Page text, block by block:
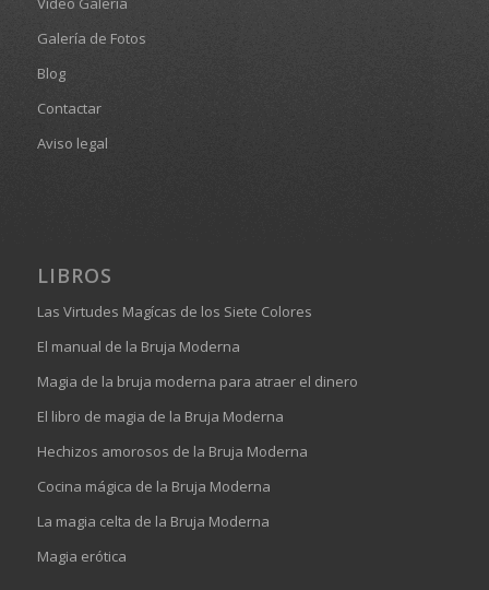
Galería de Fotos
Blog
Contactar
Aviso legal
LIBROS
Las Virtudes Magícas de los Siete Colores
El manual de la Bruja Moderna
Magia de la bruja moderna para atraer el dinero
El libro de magia de la Bruja Moderna
Hechizos amorosos de la Bruja Moderna
Cocina mágica de la Bruja Moderna
La magia celta de la Bruja Moderna
Magia erótica